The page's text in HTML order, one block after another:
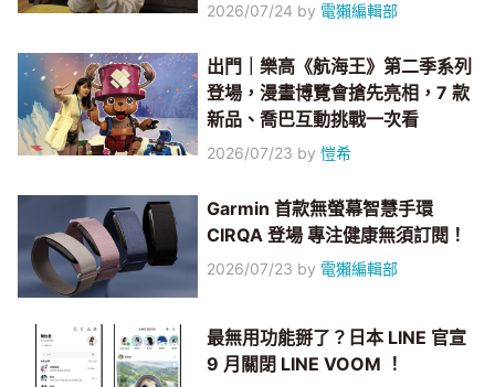
2026/07/24 by 電獺編輯部
出門｜樂高《航海王》第二季系列
登場，漫畫博覽會搶先亮相，7 款
新品、喬巴互動挑戰一次看
2026/07/23 by愷希
Garmin 首款無螢幕智慧手環
CIRQA 登場 專注健康無須訂閱！
2026/07/23 by 電獺編輯部
最無用功能掰了？日本 LINE 官宣
9 月關閉 LINE VOOM ！